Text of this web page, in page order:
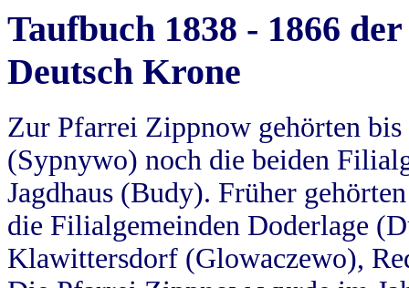
Taufbuch 1838 - 1866
Deutsch Krone
Zur Pfarrei Zippnow gehörten
(Sypnywo) noch die beiden
Jagdhaus (Budy). Früher
die Filialgemeinden Doderlage
Klawittersdorf (Glowaczewo),